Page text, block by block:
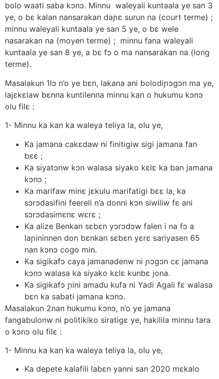
bolo waati saba kɔnɔ. Minnu waleyali kuntaala ye san 3
ye, o bε kalan nansarakan daɲε surun na (court terme) ;
minnu waleyali kuntaala ye san 5 ye, o bε wele
nasarakan na (moyen terme) ; minnu fana waleyali
kuntaala ye san 8 ye, a bε fɔ o ma nansarakan na (long
terme).
Masalakun 1lɔ n’o ye bεn, lakana ani bolodiɲɔgɔn ma ye,
lajεkεlaw bεnna kuntilenna minnu kan o hukumu kɔnɔ
olu filε :
1- Minnu ka kan ka waleya teliya la, olu ye,
Ka jamana cakεdaw ni finitigiw sigi jamana fan
bεε ;
Ka siyatɔnw kɔn walasa siyako kεlε ka ban jamana
kɔnɔ ;
Ka marifaw minε jεkulu marifatigi bεε la, ka
sɔrɔdasifini feereli n’a donni kɔn siwiliw fε ani
sɔrɔdasimεnε wεrε ;
Ka alize Benkan sεbεn yɔrɔdɔw falen i na fɔ a
laɲininnen don bεnkan sεbεn yεrε sariyasen 65
nan kɔnɔ cogo min.
Ka sigikafɔ caya jamanadenw ni ɲɔgɔn cε jamana
kɔnɔ walasa ka siyako kεlε kunbε jona.
Ka sigikafɔ ɲini amadu kufa ni Yadi Agali fε walasa
bεn ka sabati jamana kɔnɔ.
Masalakun 2nan hukumu kɔnɔ, n’o ye jamana
fangabulonw ni politikiko siratigε ye, hakilila minnu tara
o kɔnɔ olu filε :
1- Minnu ka kan ka waleya teliya la, olu ye,
Ka depete kalafili labεn yanni san 2020 mεkalo